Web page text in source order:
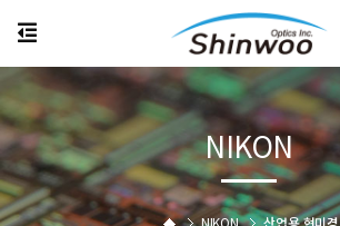
NIKON 산업용 현미경
NIKON